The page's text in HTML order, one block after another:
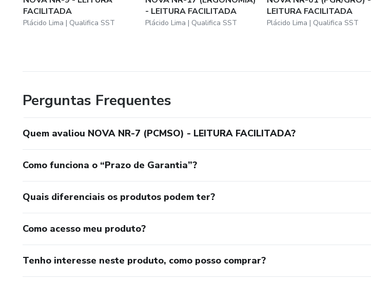
FACILITADA
Plácido Lima | Qualifica SST
- LEITURA FACILITADA
Plácido Lima | Qualifica SST
LEITURA FACILITADA
Plácido Lima | Qualifica SST
Perguntas Frequentes
Quem avaliou NOVA NR-7 (PCMSO) - LEITURA FACILITADA?
Como funciona o “Prazo de Garantia”?
Quais diferenciais os produtos podem ter?
Como acesso meu produto?
Tenho interesse neste produto, como posso comprar?